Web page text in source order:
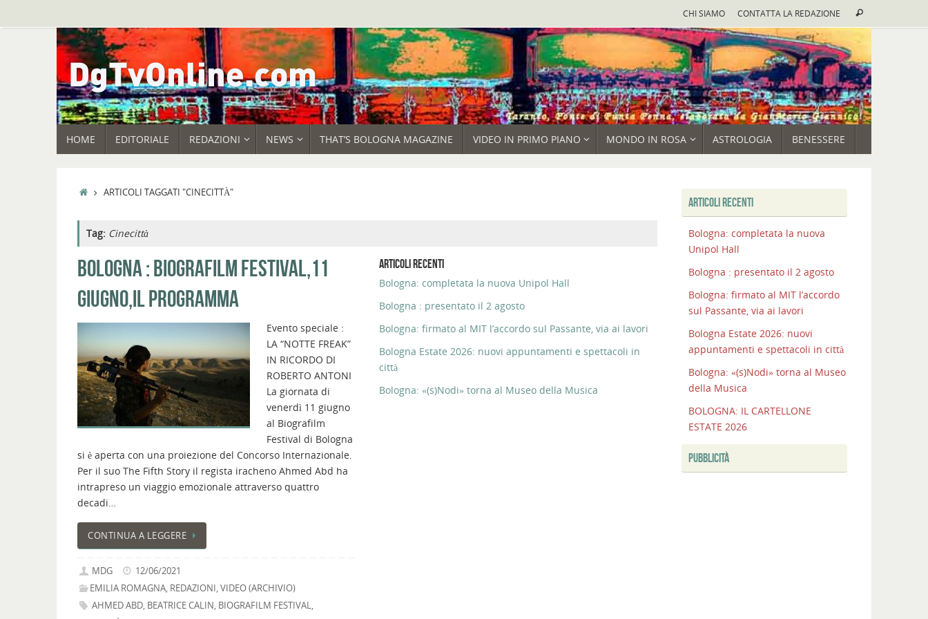
CHI SIAMO CONTATTA LA REDAZIONE Cerca
HOME EDITORIALE REDAZIONI NEWS THAT’S BOLOGNA MAGAZINE VIDEO IN PRIMO PIANO MONDO IN ROSA ASTROLOGIA BENESSERE
HOMEARTICOLI TAGGATI "CINECITTÀ"
Tag: Cinecittà
BOLOGNA : BIOGRAFILM FESTIVAL,11
GIUGNO,IL PROGRAMMA
Evento speciale :
LA “NOTTE FREAK”
IN RICORDO DI
ROBERTO ANTONI
La giornata di
venerdì 11 giugno
al Biografilm
Festival di Bologna
si è aperta con una proiezione del Concorso Internazionale.
Per il suo The Fifth Story il regista iracheno Ahmed Abd ha
intrapreso un viaggio emozionale attraverso quattro
decadi…
CONTINUA A LEGGERE
MDG
12/06/2021
EMILIA ROMAGNA, REDAZIONI,VIDEO (ARCHIVIO)
AHMED ABD, BEATRICE CALIN, BIOGRAFILM FESTIVAL,
ARTICOLI RECENTI
Bologna: completata la nuova Unipol Hall
Bologna : presentato il 2 agosto
Bologna: firmato al MIT l’accordo sul Passante, via ai lavori
Bologna Estate 2026: nuovi appuntamenti e spettacoli in
città
Bologna: «(s)Nodi» torna al Museo della Musica
ARTICOLI RECENTI
Bologna: completata la nuova
Unipol Hall
Bologna : presentato il 2 agosto
Bologna: firmato al MIT l’accordo
sul Passante, via ai lavori
Bologna Estate 2026: nuovi
appuntamenti e spettacoli in città
Bologna: «(s)Nodi» torna al Museo
della Musica
BOLOGNA: IL CARTELLONE
ESTATE 2026
PUBBLICITÀ